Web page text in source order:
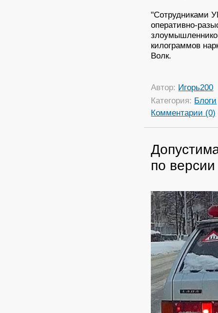
"Сотрудниками
оперативно-
килограммов
Волк.
Автор: Игорь200
Категория: Блоги
Комментарии (0)
по